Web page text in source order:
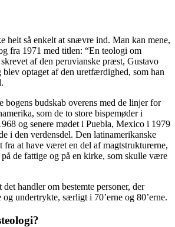
helt så enkelt at snævre ind. Man kan mene,
fra 1971 med titlen: “En teologi om
af den peruvianske præst, Gustavo
blev optaget af den uretfærdighed, som han
bogens budskab overens med de linjer for
som de to store bispemøder i
og senere mødet i Puebla, Mexico i 1979
i den verdensdel. Den latinamerikanske
at have været en del af magtstrukturerne,
de fattige og på en kirke, som skulle være
handler om bestemte personer, der
undertrykte, særligt i 70’erne og 80’erne.